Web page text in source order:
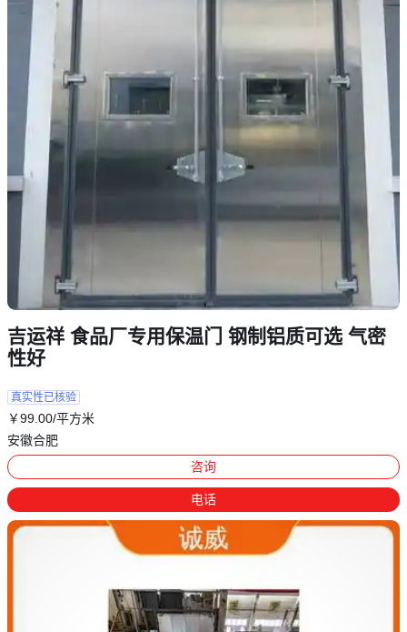
吉运祥 食品厂专用保温门 钢制铝质可选 气密
性好
真实性已核验
￥99 .00/平方米
安徽合肥
咨询
电话